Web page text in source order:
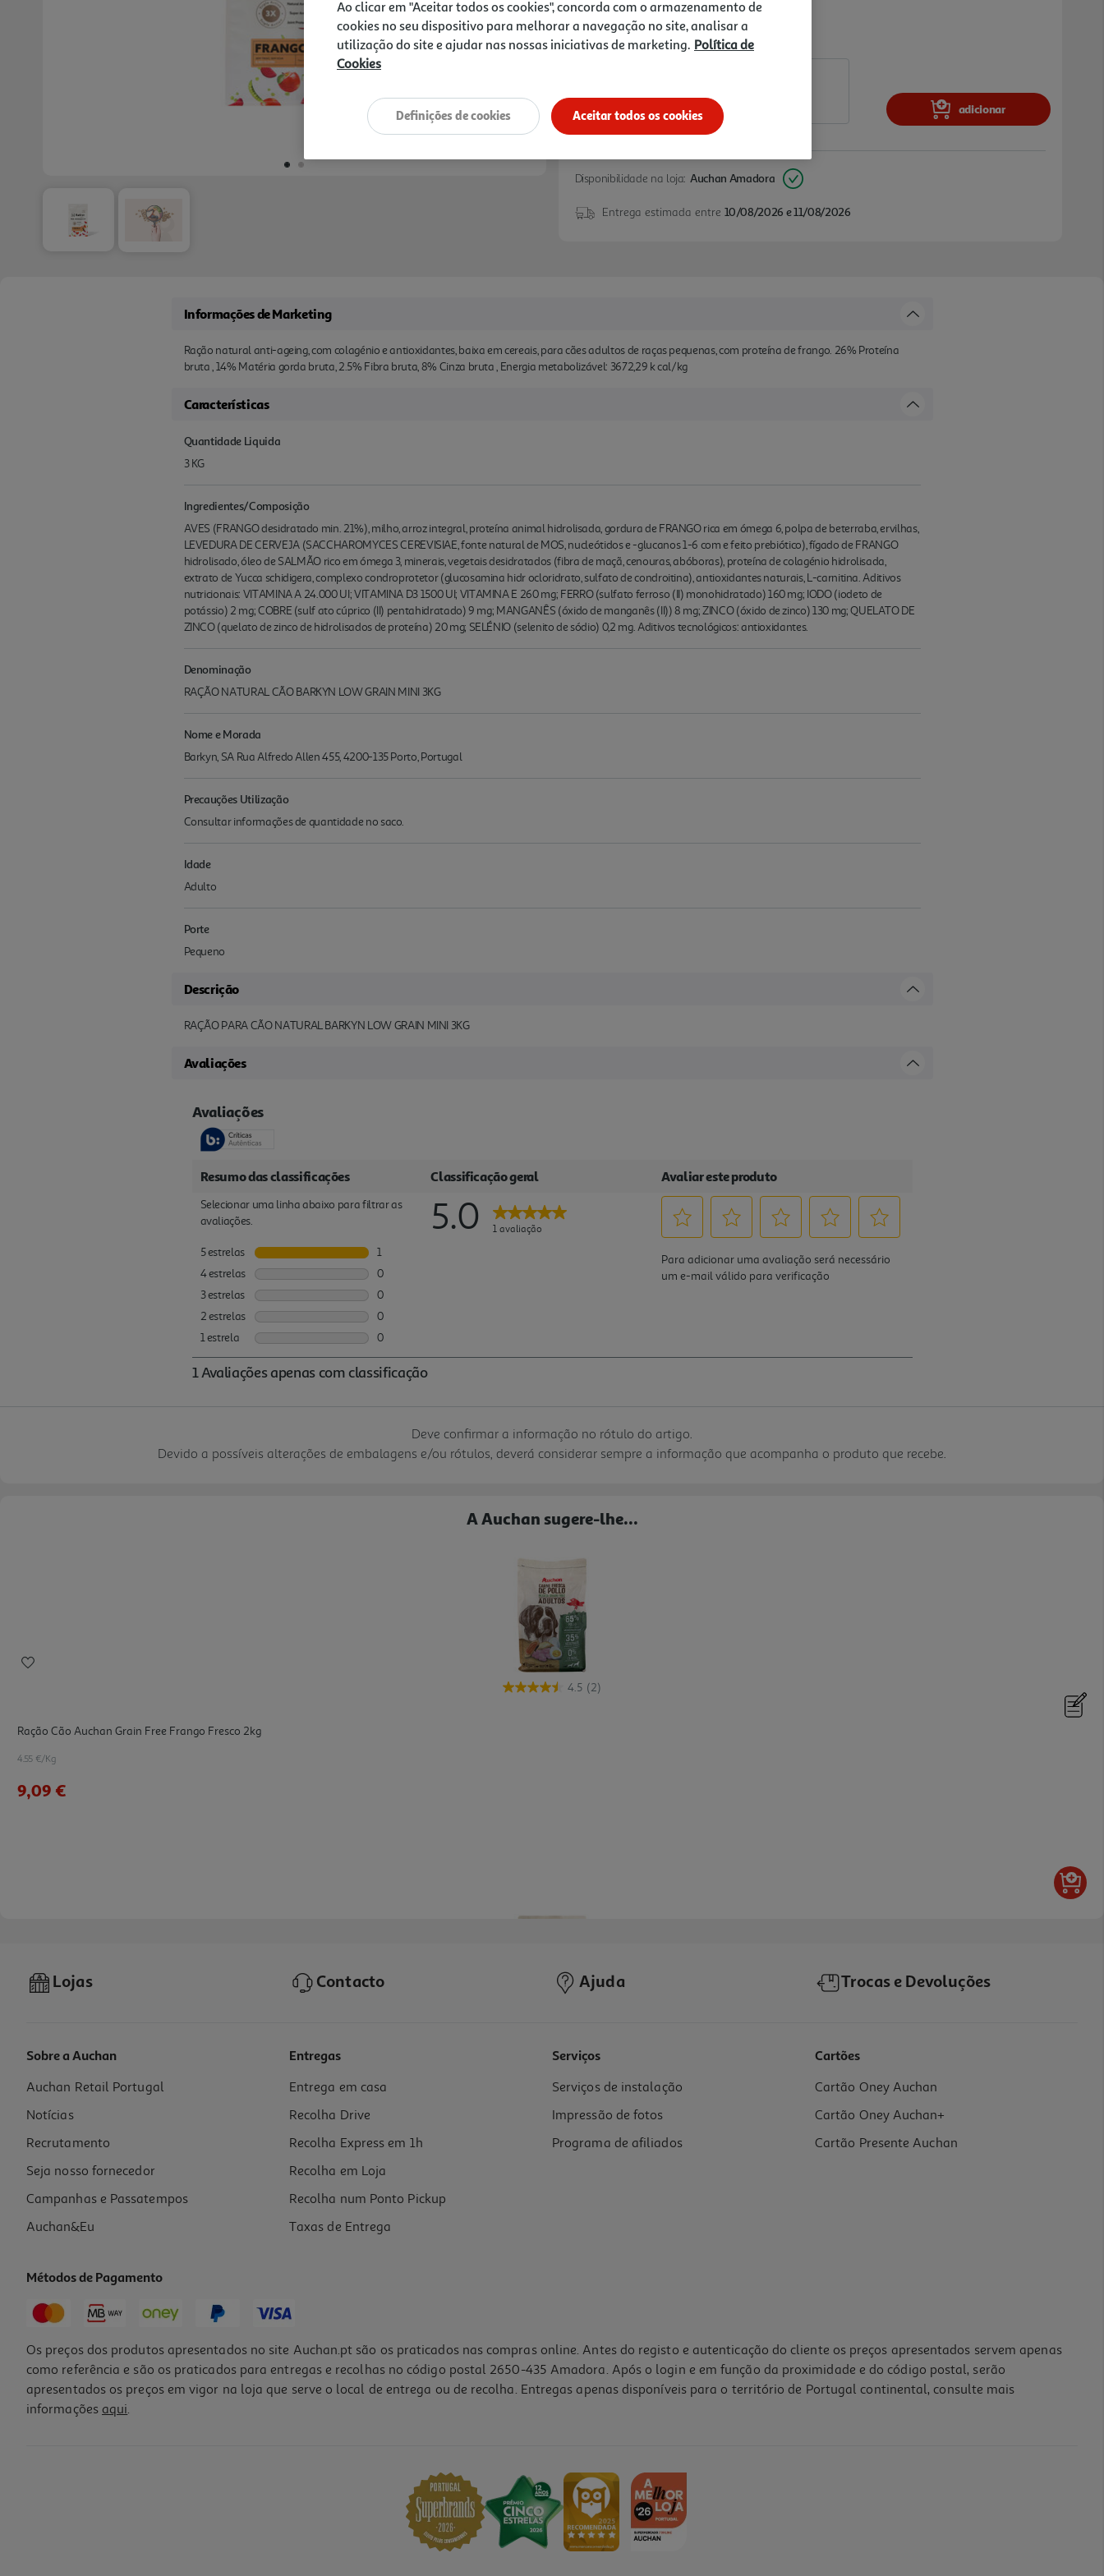
Notas de preparação
adicionar
Disponibilidade na loja: Auchan Amadora
Entrega estimada entre 10/08/2026 e 11/08/2026
Informações de Marketing
Ração natural anti-ageing, com colagénio e antioxidantes, baixa em cereais, para cães adultos de raças pequenas, com proteína de frango. 26% Proteína
bruta , 14% Matéria gorda bruta, 2.5% Fibra bruta, 8% Cinza bruta , Energia metabolizável: 3672,29 k cal/kg
Características
Quantidade Liquida
3 KG
Ingredientes/Composição
AVES (FRANGO desidratado min. 21%), milho, arroz integral, proteína animal hidrolisada, gordura de FRANGO rica em ómega 6, polpa de beterraba, ervilhas,
LEVEDURA DE CERVEJA (SACCHAROMYCES CEREVISIAE, fonte natural de MOS, nucleótidos e -glucanos 1-6 com e feito prebiótico), fígado de FRANGO
hidrolisado, óleo de SALMÃO rico em ómega 3, minerais, vegetais desidratados (fibra de maçã, cenouras, abóboras), proteína de colagénio hidrolisada,
extrato de Yucca schidigera, complexo condroprotetor (glucosamina hidr ocloridrato, sulfato de condroitina), antioxidantes naturais, L-carnitina. Aditivos
nutricionais: VITAMINA A 24.000 UI; VITAMINA D3 1500 UI; VITAMINA E 260 mg; FERRO (sulfato ferroso (II) monohidratado) 160 mg; IODO (iodeto de
potássio) 2 mg; COBRE (sulf ato cúprico (II) pentahidratado) 9 mg; MANGANÊS (óxido de manganês (II)) 8 mg; ZINCO (óxido de zinco) 130 mg; QUELATO DE
ZINCO (quelato de zinco de hidrolisados de proteína) 20 mg; SELÉNIO (selenito de sódio) 0,2 mg. Aditivos tecnológicos: antioxidantes.
Denominação
RAÇÃO NATURAL CÃO BARKYN LOW GRAIN MINI 3KG
Nome e Morada
Barkyn, SA Rua Alfredo Allen 455, 4200-135 Porto, Portugal
Precauções Utilização
Consultar informações de quantidade no saco.
Idade
Adulto
Porte
Pequeno
Descrição
RAÇÃO PARA CÃO NATURAL BARKYN LOW GRAIN MINI 3KG
Avaliações
Deve confirmar a informação no rótulo do artigo.
Devido a possíveis alterações de embalagens e/ou rótulos, deverá considerar sempre a informação que acompanha o produto que recebe.
A Auchan sugere-lhe...
4.5 (2)
Ração Cão Auchan Grain Free Frango Fresco 2kg
4.55 €/Kg
9,09 €
Ração Cão Auchan Grain Free Salmão Fresco 2kg
4.55 €/Kg
9,09 €
Lojas Contacto Ajuda Trocas e Devoluções
Sobre a Auchan
Auchan Retail Portugal
Notícias
Recrutamento
Seja nosso fornecedor
Campanhas e Passatempos
Auchan&Eu
Entregas
Entrega em casa
Recolha Drive
Recolha Express em 1h
Recolha em Loja
Recolha num Ponto Pickup
Taxas de Entrega
Serviços
Serviços de instalação
Impressão de fotos
Programa de afiliados
Cartões
Cartão Oney Auchan
Cartão Oney Auchan+
Cartão Presente Auchan
Métodos de Pagamento
Os preços dos produtos apresentados no site Auchan.pt são os praticados nas compras online. Antes do registo e autenticação do cliente os preços apresentados servem apenas
como referência e são os praticados para entregas e recolhas no código postal 2650-435 Amadora. Após o login e em função da proximidade e do código postal, serão
apresentados os preços em vigor na loja que serve o local de entrega ou de recolha. Entregas apenas disponíveis para o território de Portugal continental, consulte mais
informações aqui.
Ao clicar em "Aceitar todos os cookies", concorda com o armazenamento de
cookies no seu dispositivo para melhorar a navegação no site, analisar a
utilização do site e ajudar nas nossas iniciativas de marketing. Política de
Cookies
Aceitar todos os cookies
Definições de cookies